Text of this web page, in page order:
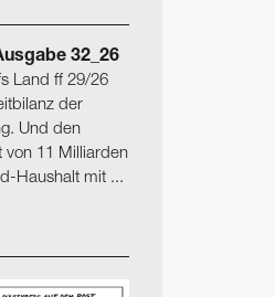
32_26
Land ff 29/26
der
Und den
von 11 Milliarden
Haushalt mit ...